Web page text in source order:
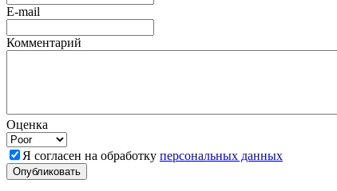
E-mail
Комментарий
Оценка
Я согласен на обработку персональных данных